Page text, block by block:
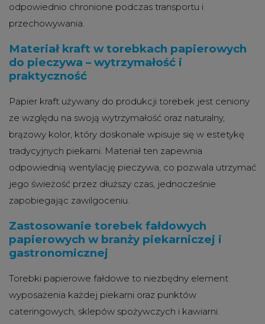
odpowiednio chronione podczas transportu i
przechowywania.
Materiał kraft w torebkach papierowych
do pieczywa – wytrzymałość i
praktyczność
Papier kraft używany do produkcji torebek jest ceniony
ze względu na swoją wytrzymałość oraz naturalny,
brązowy kolor, który doskonale wpisuje się w estetykę
tradycyjnych piekarni. Materiał ten zapewnia
odpowiednią wentylację pieczywa, co pozwala utrzymać
jego świeżość przez dłuższy czas, jednocześnie
zapobiegając zawilgoceniu.
Zastosowanie torebek fałdowych
papierowych w branży piekarniczej i
gastronomicznej
Torebki papierowe fałdowe to niezbędny element
wyposażenia każdej piekarni oraz punktów
cateringowych, sklepów spożywczych i kawiarni.